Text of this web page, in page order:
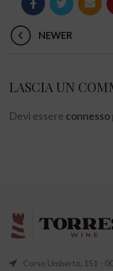
NEWER
LASCIA UN
Devi essere connesso
Corso Umberto, 151 -